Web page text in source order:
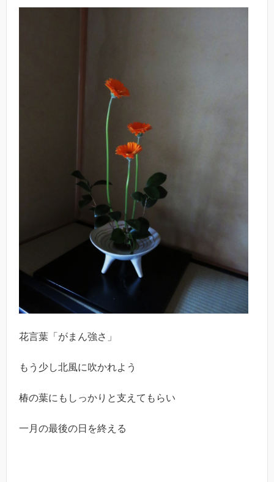
花言葉「がまん強さ」
もう少し北風に吹かれよう
椿の葉にもしっかりと支えてもらい
一月の最後の日を終える